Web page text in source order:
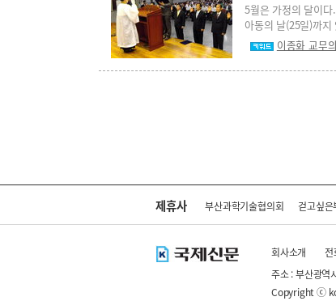
5월은 가정의 달이
아동의 날(25일)까
이종화 교무
제휴사 부산과학기술협의회 걷고싶은
회사소개 전
주소 : 부산광역
Copyright ⓒ